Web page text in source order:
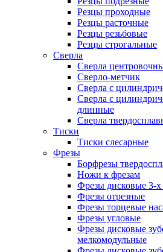
Резцы проходные
Резцы расточные
Резцы резьбовые
Резцы строгальные
Сверла
Сверла
Сверло-метчик
Сверла с
Сверла с
длинные
Сверла
Тиски
Тиски слесарные
Фрезы
Борфрезы
Ножи к фрезам
Фрезы дисковые 3-х
Фрезы отрезные
Фрезы торцевые
Фрезы угловые
Фрезы дисковые
мелкомодульные